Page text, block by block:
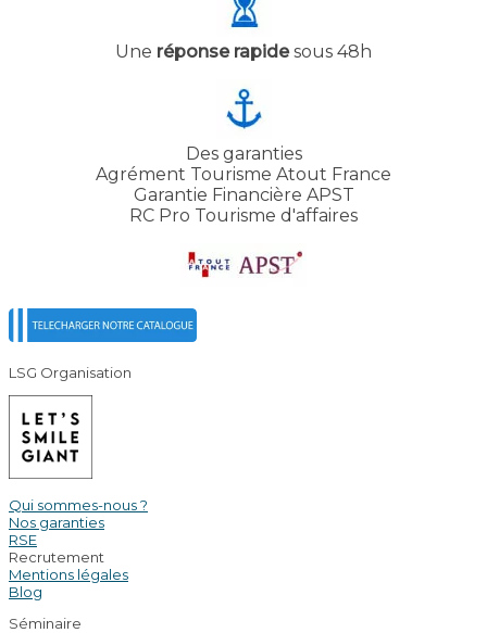
Une réponse rapidesous 48h
Des garanties
Agrément Tourisme Atout France
Garantie Financière APST
RC Pro Tourisme d'affaires
LSG Organisation
Qui sommes-nous ?
Nos garanties
RSE
Recrutement
Mentions légales
Blog
Séminaire